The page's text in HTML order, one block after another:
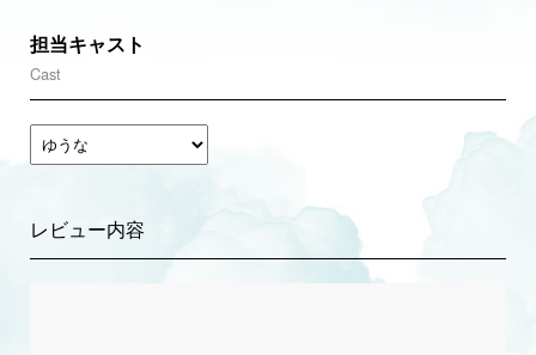
担当キャスト
Cast
レビュー内容